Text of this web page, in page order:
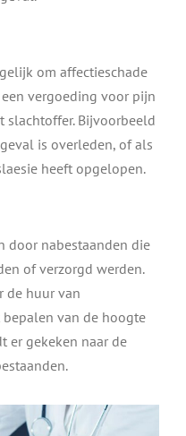
om affectieschade
vergoeding voor pijn
slachtoffer. Bijvoorbeeld
is overleden, of als
heeft opgelopen.
door nabestaanden die
of verzorgd werden.
de huur van
van de hoogte
er gekeken naar de